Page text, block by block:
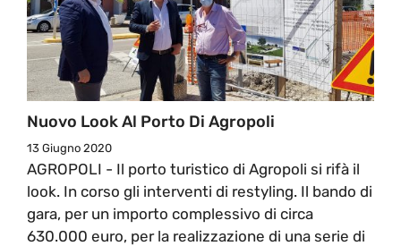
Nuovo Look Al Porto Di Agropoli
13 Giugno 2020
AGROPOLI - Il porto turistico di Agropoli si rifà il
look. In corso gli interventi di restyling. Il bando di
gara, per un importo complessivo di circa
630.000 euro, per la realizzazione di una serie di